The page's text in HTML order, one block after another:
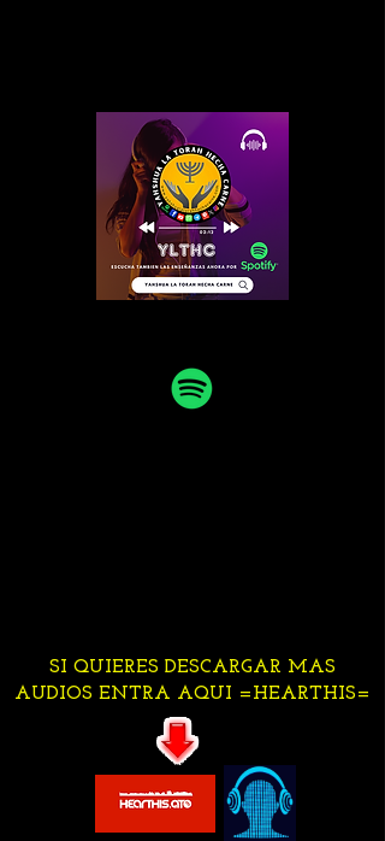
SI QUIERES DESCARGAR MAS
AUDIOS ENTRA AQUI =HEARTHIS=